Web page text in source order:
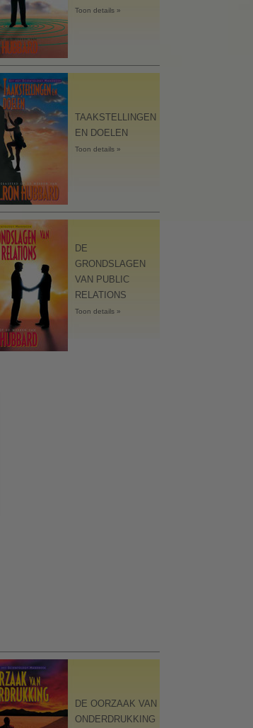
Toon details »
TAAKSTELLINGEN
EN DOELEN
Toon details »
DE
GRONDSLAGEN
VAN PUBLIC
RELATIONS
Toon details »
DE OORZAAK VAN
ONDERDRUKKING